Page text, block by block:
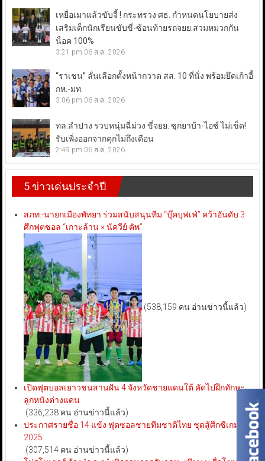
เหยื่อเมาแล้วขับจี้ ! กระทรวง ศธ. กำหนดนโยบายส่ง
เสริมเด็กนักเรียนขับขี่-ซ้อนท้ายรถจยย.สวมหมวกกัน
น็อค 100%
3:21 pm 06 ส.ค. 2026
“ราเชน” ลั่นเลือกตั้งหน้ากวาด สส. 10 ที่นั่ง พร้อมยึดเก้าอี้
กห.-มท.
3:06 pm 06 ส.ค. 2026
ทล.ลำปาง รวบหนุ่มฉี่ม่วง ขี่จยย. ซุกยาบ้า-ไอซ์ ไม่เข็ด!
รับเพิ่งออกจากคุกไม่ถึงเดือน
2:49 pm 06 ส.ค. 2026
5 ข่าวเด่นประจำปี
สภท.-นายกเมืองพัทยา ร่วมสนับสนุนทีม “บุ๊คบุฟเฟ่” คว้าอันดับ 3
ศึกฟุตซอล “เกาะล้าน × นัควีย์ คัพ”
(538,159 คน อ่านข่าวนี้แล้ว)
เปิดฟุตบอลเยาวชนสานฝัน 4 จังหวัดชายแดนใต้ คัดไปฝึกทักษะ
ลูกหนังต่างแดน
(336,238 คน อ่านข่าวนี้แล้ว)
ประกาศรายชื่อ 14 แข้ง ฟุตซอลชายทีมชาติไทย ชุดสู้ศึกซีเกมส์
2025
(307,514 คน อ่านข่าวนี้แล้ว)